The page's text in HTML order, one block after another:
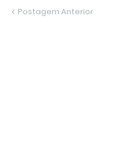
Postagem Anterior